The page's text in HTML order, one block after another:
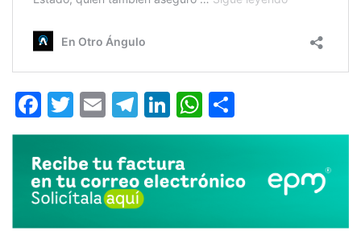
Facebook
Twitter
EmailTelegram
LinkedIn
WhatsApp